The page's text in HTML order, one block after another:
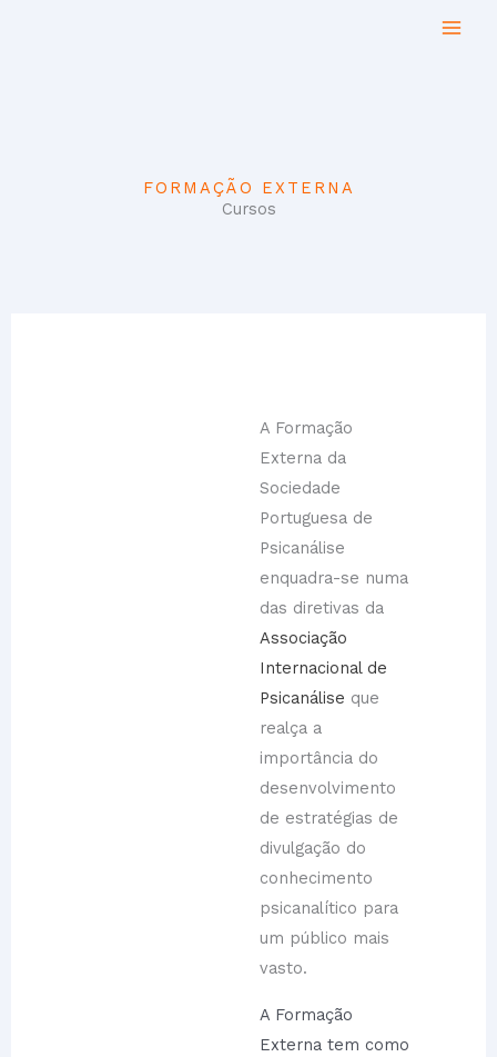
FORMAÇÃO EXTERNA
Cursos
A Formação
Externa da
Sociedade
Portuguesa de
Psicanálise
enquadra-se numa
das diretivas da
Associação
Internacional de
Psicanálise que
realça a
importância do
desenvolvimento
de estratégias de
divulgação do
conhecimento
psicanalítico para
um público mais
vasto.
A Formação
Externa tem como